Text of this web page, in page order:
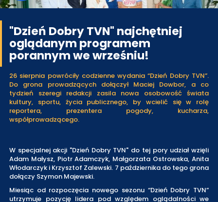
"Dzień Dobry TVN" najchętniej
oglądanym programem
porannym we wrześniu!
26 sierpnia powróciły codzienne wydania “Dzień Dobry TVN”.
Do grona prowadzących dołączył Maciej Dowbor, a co
tydzień szeregi redakcji zasila nowa osobowość świata
kultury, sportu, życia publicznego, by wcielić się w rolę
reportera, prezentera pogody, kucharza,
współprowadzącego.
W specjalnej akcji "Dzień Dobry TVN" do tej pory udział wzięli
Adam Małysz, Piotr Adamczyk, Małgorzata Ostrowska, Anita
Włodarczyk i Krzysztof Zalewski. 7 października do tego grona
dołączy Szymon Majewski.
Miesiąc od rozpoczęcia nowego sezonu “Dzień Dobry TVN”
utrzymuje pozycję lidera pod względem oglądalności we